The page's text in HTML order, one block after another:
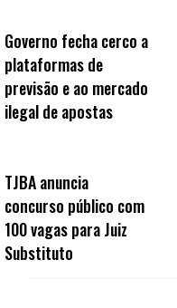
Governo fecha cerco a
plataformas de
previsão e ao mercado
ilegal de apostas
TJBA anuncia
concurso público com
100 vagas para Juiz
Substituto